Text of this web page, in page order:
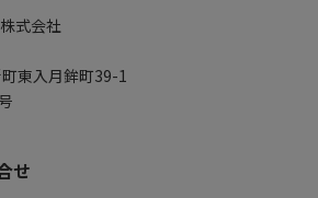
式会社
東入月鉾町39-1
せ